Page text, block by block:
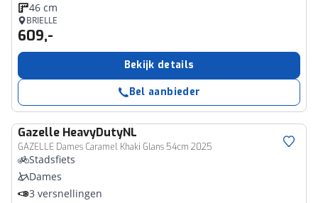
46 cm
BRIELLE
609,-
Bekijk details
Bel aanbieder
Gazelle HeavyDutyNL
GAZELLE Dames Caramel Khaki Glans 54cm 2025
Stadsfiets
Dames
3 versnellingen